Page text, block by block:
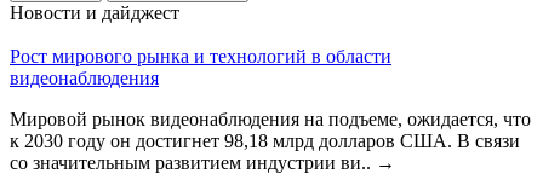
Новости и дайджест
Рост мирового рынка и технологий в области
видеонаблюдения
Мировой рынок видеонаблюдения на подъеме, ожидается, что
к 2030 году он достигнет 98,18 млрд долларов США. В связи
со значительным развитием индустрии ви.. →